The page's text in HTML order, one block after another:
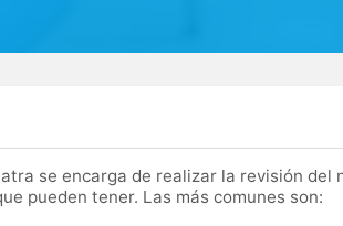
se encarga de realizar la revisión del
pueden tener. Las más comunes son: